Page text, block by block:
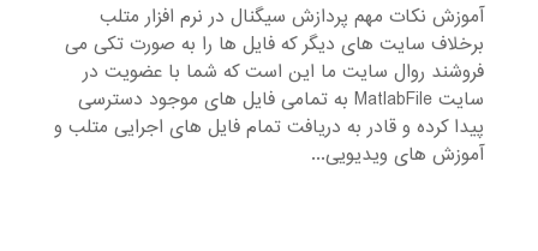
آموزش نکات مهم پردازش سیگنال در نرم افزار متلب
برخلاف سایت های دیگر که فایل ها را به صورت تکی می
فروشند روال سایت ما این است که شما با عضویت در
سایت MatlabFile به تمامی فایل های موجود دسترسی
پیدا کرده و قادر به دریافت تمام فایل های اجرایی متلب و
آموزش های ویدیویی...